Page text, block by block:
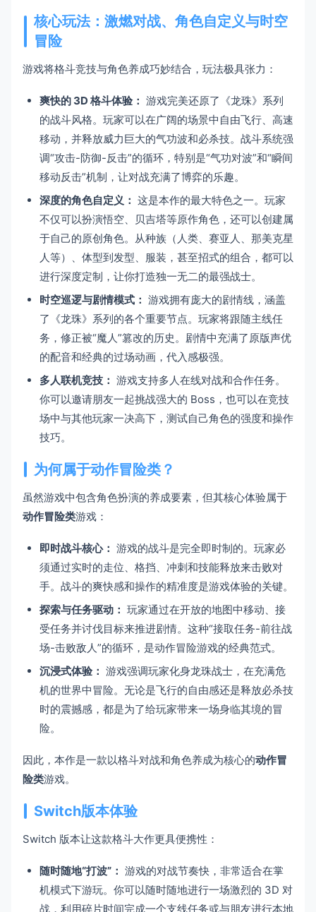
核心玩法：激燃对战、角色自定义与时空
冒险
游戏将格斗竞技与角色养成巧妙结合，玩法极具张力：
爽快的 3D 格斗体验： 游戏完美还原了《龙珠》系列
的战斗风格。玩家可以在广阔的场景中自由飞行、高速
移动，并释放威力巨大的气功波和必杀技。战斗系统强
调“攻击-防御-反击”的循环，特别是“气功对波”和“瞬间
移动反击”机制，让对战充满了博弈的乐趣。
深度的角色自定义： 这是本作的最大特色之一。玩家
不仅可以扮演悟空、贝吉塔等原作角色，还可以创建属
于自己的原创角色。从种族（人类、赛亚人、那美克星
人等）、体型到发型、服装，甚至招式的组合，都可以
进行深度定制，让你打造独一无二的最强战士。
时空巡逻与剧情模式： 游戏拥有庞大的剧情线，涵盖
了《龙珠》系列的各个重要节点。玩家将跟随主线任
务，修正被“魔人”篡改的历史。剧情中充满了原版声优
的配音和经典的过场动画，代入感极强。
多人联机竞技： 游戏支持多人在线对战和合作任务。
你可以邀请朋友一起挑战强大的 Boss，也可以在竞技
场中与其他玩家一决高下，测试自己角色的强度和操作
技巧。
为何属于动作冒险类？
虽然游戏中包含角色扮演的养成要素，但其核心体验属于
动作冒险类游戏：
即时战斗核心： 游戏的战斗是完全即时制的。玩家必
须通过实时的走位、格挡、冲刺和技能释放来击败对
手。战斗的爽快感和操作的精准度是游戏体验的关键。
探索与任务驱动： 玩家通过在开放的地图中移动、接
受任务并讨伐目标来推进剧情。这种“接取任务-前往战
场-击败敌人”的循环，是动作冒险游戏的经典范式。
沉浸式体验： 游戏强调玩家化身龙珠战士，在充满危
机的世界中冒险。无论是飞行的自由感还是释放必杀技
时的震撼感，都是为了给玩家带来一场身临其境的冒
险。
因此，本作是一款以格斗对战和角色养成为核心的动作冒
险类游戏。
Switch版本体验
Switch 版本让这款格斗大作更具便携性：
随时随地“打波”： 游戏的对战节奏快，非常适合在掌
机模式下游玩。你可以随时随地进行一场激烈的 3D 对
战，利用碎片时间完成一个支线任务或与朋友进行本地